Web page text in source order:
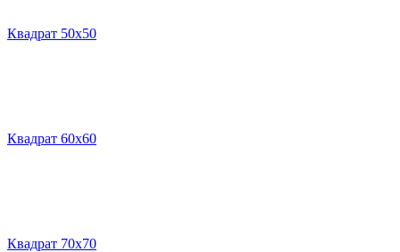
Квадрат 50х50
Квадрат 60х60
Квадрат 70х70